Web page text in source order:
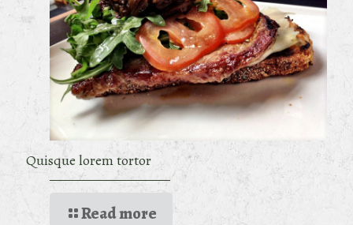
Quisque lorem tortor
Read more